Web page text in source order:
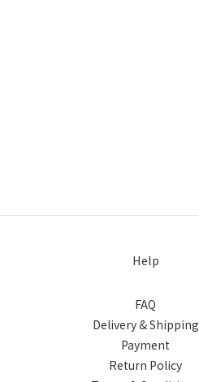
Help
FAQ
Delivery & Shipping
Payment
Return Policy